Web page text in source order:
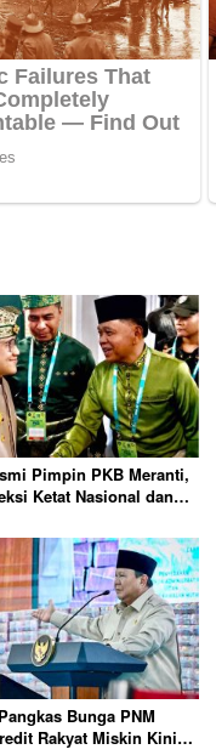
Pimpin PKB Meranti,
Ketat Nasional dan
Bunga PNM
Rakyat Miskin Kini